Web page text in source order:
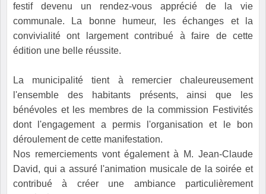
festif devenu un rendez-vous apprécié de la vie
communale. La bonne humeur, les échanges et la
convivialité ont largement contribué à faire de cette
édition une belle réussite.
La municipalité tient à remercier chaleureusement
l'ensemble des habitants présents, ainsi que les
bénévoles et les membres de la commission Festivités
dont l'engagement a permis l'organisation et le bon
déroulement de cette manifestation.
Nos remerciements vont également à M. Jean-Claude
David, qui a assuré l'animation musicale de la soirée et
contribué à créer une ambiance particulièrement